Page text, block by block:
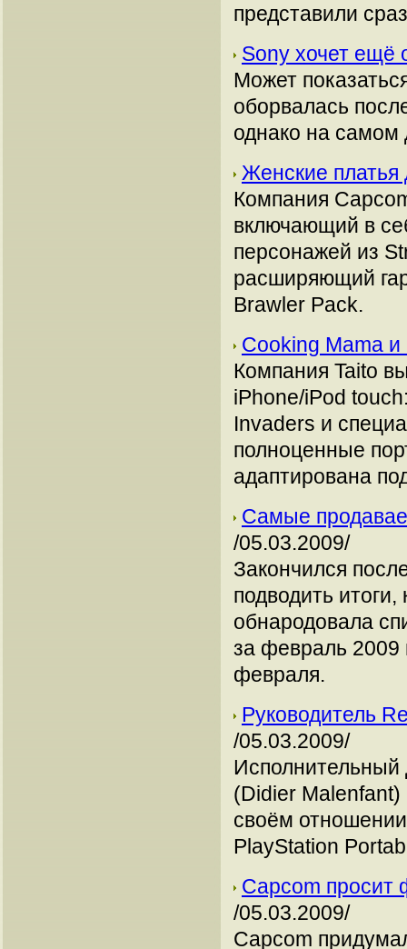
представили
Sony хочет ещё
Может
оборвалась
однако на самом
Женские
Компания
включающий в
персонажей из
расширяющий
Brawler Pack.
Cooking Mama
Компания Taito
iPhone/iPod
Invaders и
полноценные
адаптирована
Самые
/05.03.2009/
Закончился
подводить
обнародовала
за февраль 2009
февраля.
Руководитель
/05.03.2009/
(Didier Malenfant)
своём
PlayStation
Capcom просит
/05.03.2009/
Capcom